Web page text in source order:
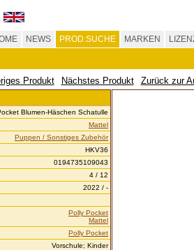
NEWS PROD.SUCHE MARKEN
Produkt Nächstes Produkt
Zurück zur
Blumen-Häschen Schatulle
Mattel
Puppen / Sonstiges Zubehör
HKV36
0194735109043
4 / 12
2022 / -
Polly Pocket
Mattel
Polly Pocket
Vorschule; Kinder